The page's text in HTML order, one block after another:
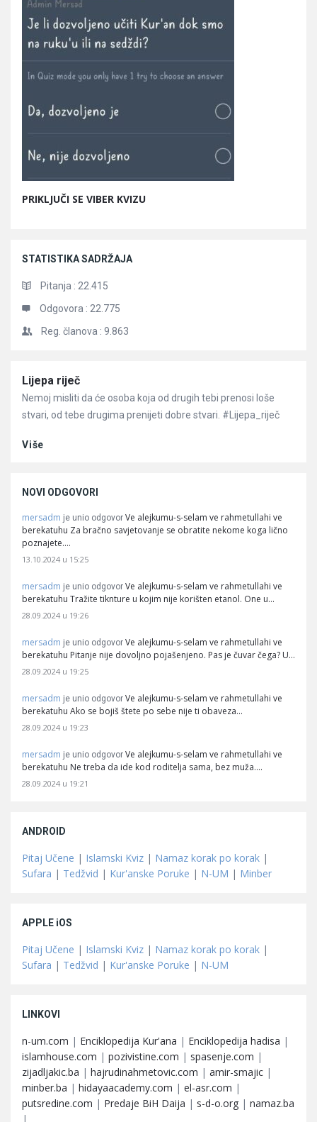
PRIKLJUČI SE VIBER KVIZU
STATISTIKA SADRŽAJA
Pitanja : 22.415
Odgovora : 22.775
Reg. članova : 9.863
Članci
Lijepa riječ
Nemoj misliti da će osoba koja od drugih tebi prenosi loše
stvari, od tebe drugima prenijeti dobre stvari. #Lijepa_riječ
Više
NOVI ODGOVORI
mersadm je unio odgovor Ve alejkumu-s-selam ve rahmetullahi ve
berekatuhu Za bračno savjetovanje se obratite nekome koga lično
poznajete.…
13.10.2024 u 15:25
mersadm je unio odgovor Ve alejkumu-s-selam ve rahmetullahi ve
berekatuhu Tražite tiknture u kojim nije korišten etanol. One u…
28.09.2024 u 19:26
mersadm je unio odgovor Ve alejkumu-s-selam ve rahmetullahi ve
berekatuhu Pitanje nije dovoljno pojašenjeno. Pas je čuvar čega? U…
28.09.2024 u 19:25
mersadm je unio odgovor Ve alejkumu-s-selam ve rahmetullahi ve
berekatuhu Ako se bojiš štete po sebe nije ti obaveza…
28.09.2024 u 19:23
mersadm je unio odgovor Ve alejkumu-s-selam ve rahmetullahi ve
berekatuhu Ne treba da ide kod roditelja sama, bez muža.…
28.09.2024 u 19:21
ANDROID
Pitaj Učene | Islamski Kviz | Namaz korak po korak |
Sufara | Tedžvid | Kur'anske Poruke | N-UM | Minber
APPLE iOS
Pitaj Učene | Islamski Kviz | Namaz korak po korak |
Sufara | Tedžvid | Kur'anske Poruke | N-UM
LINKOVI
n-um.com | Enciklopedija Kur'ana | Enciklopedija hadisa |
islamhouse.com | pozivistine.com | spasenje.com |
zijadljakic.ba | hajrudinahmetovic.com | amir-smajic |
minber.ba | hidayaacademy.com | el-asr.com |
putsredine.com | Predaje BiH Daija | s-d-o.org | namaz.ba
|